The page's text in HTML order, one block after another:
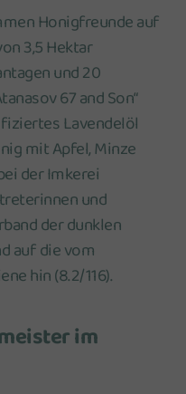
Honigfreunde auf
3,5 Hektar
und 20
67 and Son“
Lavendelöl
mit Apfel, Minze
der Imkerei
und
der dunklen
auf die vom
hin (8.2/116).
im